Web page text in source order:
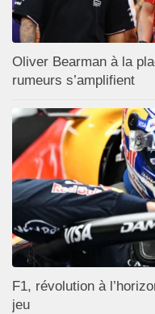
Oliver Bearman à la
rumeurs s’amplifient
F1, révolution à
jeu